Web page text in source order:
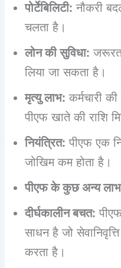
पोर्टेबिलिटी: नौकरी
चलता है।
लोन की सुविधा:
लिया जा सकता है।
मृत्यु लाभ: कर्मचारी
पीएफ खाते की राशि
नियंत्रित: पीएफ एक
जोखिम कम होता है।
पीएफ के कुछ अन्य
दीर्घकालीन बचत:
साधन है जो
करता है।